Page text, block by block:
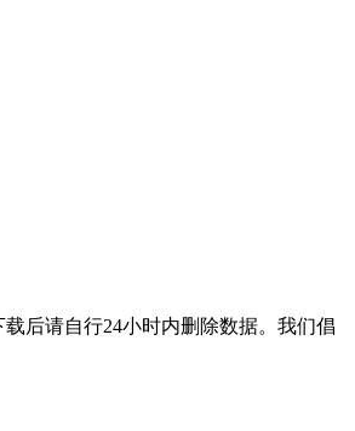
后请自行24小时内删除数据。我们倡